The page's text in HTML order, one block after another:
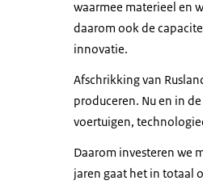
waarmee materieel en
daarom ook de
innovatie.
Afschrikking van
produceren. Nu en in
voertuigen,
Daarom investeren we
jaren gaat het in totaal